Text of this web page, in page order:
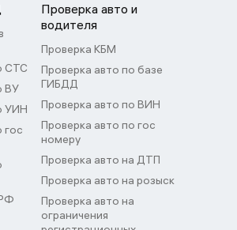
СТС
ВУ
УИН
Проверка авто и
водителя
Проверка КБМ
Проверка авто по базе
ГИБДД
Проверка авто по ВИН
Проверка авто по гос
номеру
Проверка авто на ДТП
Проверка авто на розыск
Проверка авто на
ограничения